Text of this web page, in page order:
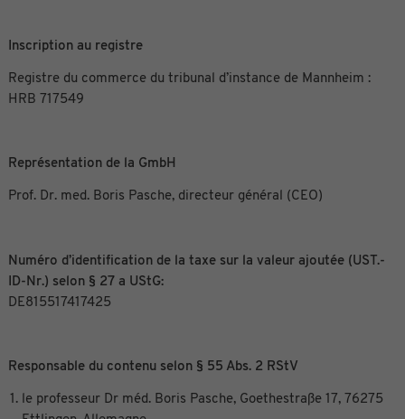
Inscription au registre
Registre du commerce du tribunal d’instance de Mannheim :
HRB 717549
Représentation de la GmbH
Prof. Dr. med. Boris Pasche, directeur général (CEO)
Numéro d’identification de la taxe sur la valeur ajoutée (UST.-
ID-Nr.) selon § 27 a UStG:
DE815517417425
Responsable du contenu selon § 55 Abs. 2 RStV
le professeur Dr méd. Boris Pasche, Goethestraße 17, 76275